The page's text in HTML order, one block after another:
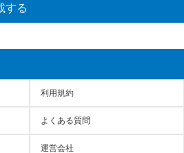
する
利用規約
よくある質問
運営会社